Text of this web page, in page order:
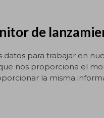
de
datos para trabajar en
nos proporciona el
la misma